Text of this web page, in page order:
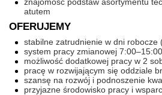
atutem
OFERUJEMY
stabilne zatrudnienie w dni robocze
system pracy zmianowej
możliwość dodatkowej pracy w 2
pracę w rozwijającym się oddziale
szansę na rozwój i podnoszenie
przyjazne środowisko pracy i